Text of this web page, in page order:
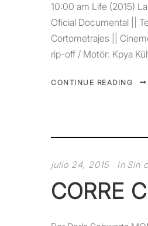
10:00 am Life (2015)
Oficial Documental ||
Cortometrajes ||
rip-off / Motör: Kpya
CONTINUE READING
julio 24, 2015 In Sin
CORRE